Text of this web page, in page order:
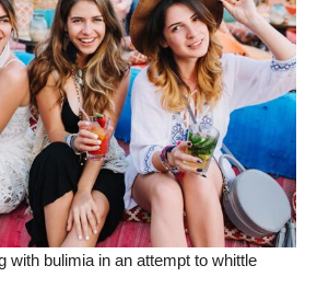
with bulimia in an attempt to whittle